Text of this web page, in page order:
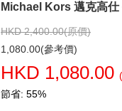
Michael Kors 邁克高
HKD 2,400.00(原價)
1,080.00(參考價)
HKD 1,080.00
節省: 55%